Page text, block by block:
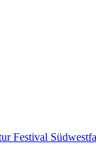
Festival